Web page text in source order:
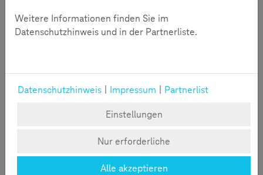
unterstützen Sie dabei, die Herausforderungen des Teilens
von Inhalten der eigenen Kinder kritisch zu reflektieren.
Weitere Informationen finden Sie im
Datenschutzhinweis und in der Partnerliste.
Datenschutzhinweis Impressum
Partnerlist
Einstellungen
Nur erforderliche
Alle akzeptieren